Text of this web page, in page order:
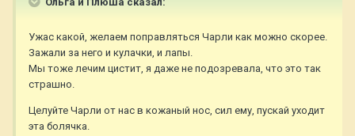
Ужас какой, желаем поправляться Чарли как можно скорее.
Зажали за него и кулачки, и лапы.
Мы тоже лечим цистит, я даже не подозревала, что это так
страшно.
Целуйте Чарли от нас в кожаный нос, сил ему, пускай уходит
эта болячка.